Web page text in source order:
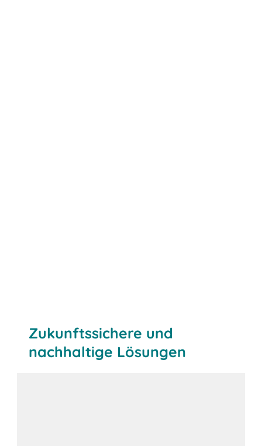
Zukunftssichere und
nachhaltige Lösungen